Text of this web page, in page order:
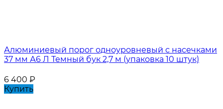
Алюминиевый порог одноуровневый с насечками
37 мм А6 Л Темный бук 2,7 м (упаковка 10 штук)
6 400 ₽
Купить